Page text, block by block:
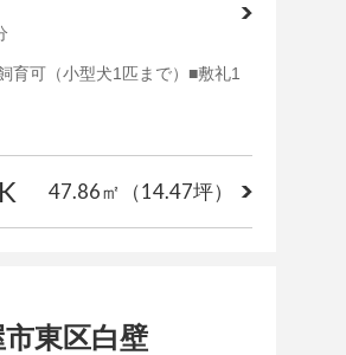
育可（小型犬1匹まで）■敷礼1
47.86㎡ （14.47坪）
東区白壁